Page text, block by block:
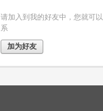
请加入到我的好友中，您就可
系
加为好友